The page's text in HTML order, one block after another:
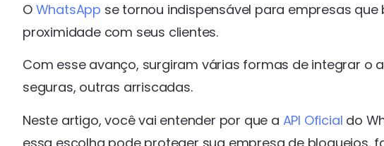
O WhatsApp se tornou indispensável para empresas
proximidade com seus clientes.
Com esse avanço, surgiram várias formas de integrar o
seguras, outras arriscadas.
Neste artigo, você vai entender por que a API Oficial do